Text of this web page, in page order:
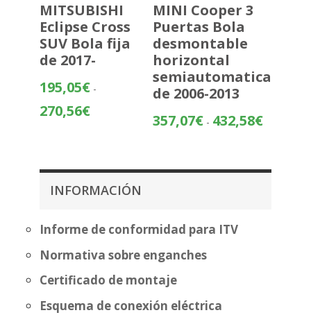
MITSUBISHI
Eclipse Cross
SUV Bola fija
de 2017-
195,05€ -
270,56€Rango
195,05€
hasta
MINI Cooper 3
Puertas Bola
desmontable
horizontal
semiautomatica
de 2006-2013
357,07€ - 432,58€Rango
INFORMACIÓN
Informe de conformidad para ITV
Normativa sobre enganches
Certificado de montaje
Esquema de conexión eléctrica